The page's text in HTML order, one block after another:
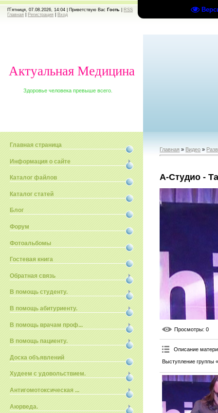
П`ятниця, 07.08.2026, 14:04 | Приветствую Вас Гость
RSS
Главная
Регистрация Вход
Актуальная Медицина
Здоровье человека превыше всего.
Главная страница
Информация о сайте
Каталог файлов
Каталог статей
Блог
Форум
Фотоальбомы
Гостевая книга
Обратная связь
В помощь студенту.
В помощь абитуриенту.
В помощь врачам проф...
В помощь пациенту.
Доска объявлений
Худеем с удовольствием.
Антигомотоксическая ...
Аюрведа.
Главная » Видео »
А-Cтудио -
Просмотры: 0
Описание
Выступление группы